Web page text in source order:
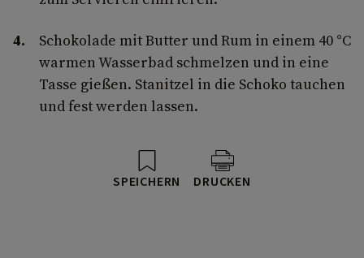
Schokolade mit Butter und Rum in einem 40 °C
warmen Wasserbad schmelzen und in eine
Tasse gießen. Stanitzel in die Schoko tauchen
und fest werden lassen.
SPEICHERN DRUCKEN